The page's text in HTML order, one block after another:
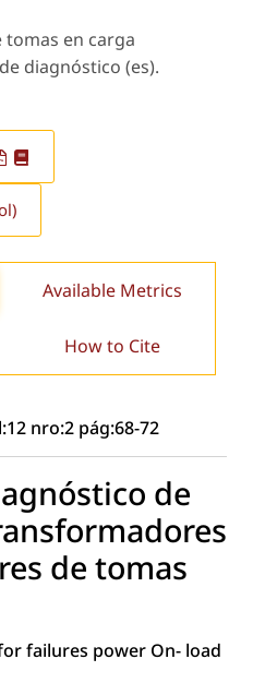
tomas en carga
diagnóstico (es).
Available Metrics
How to Cite
nro:2 pág:68-72
de
de tomas
failures power On- load